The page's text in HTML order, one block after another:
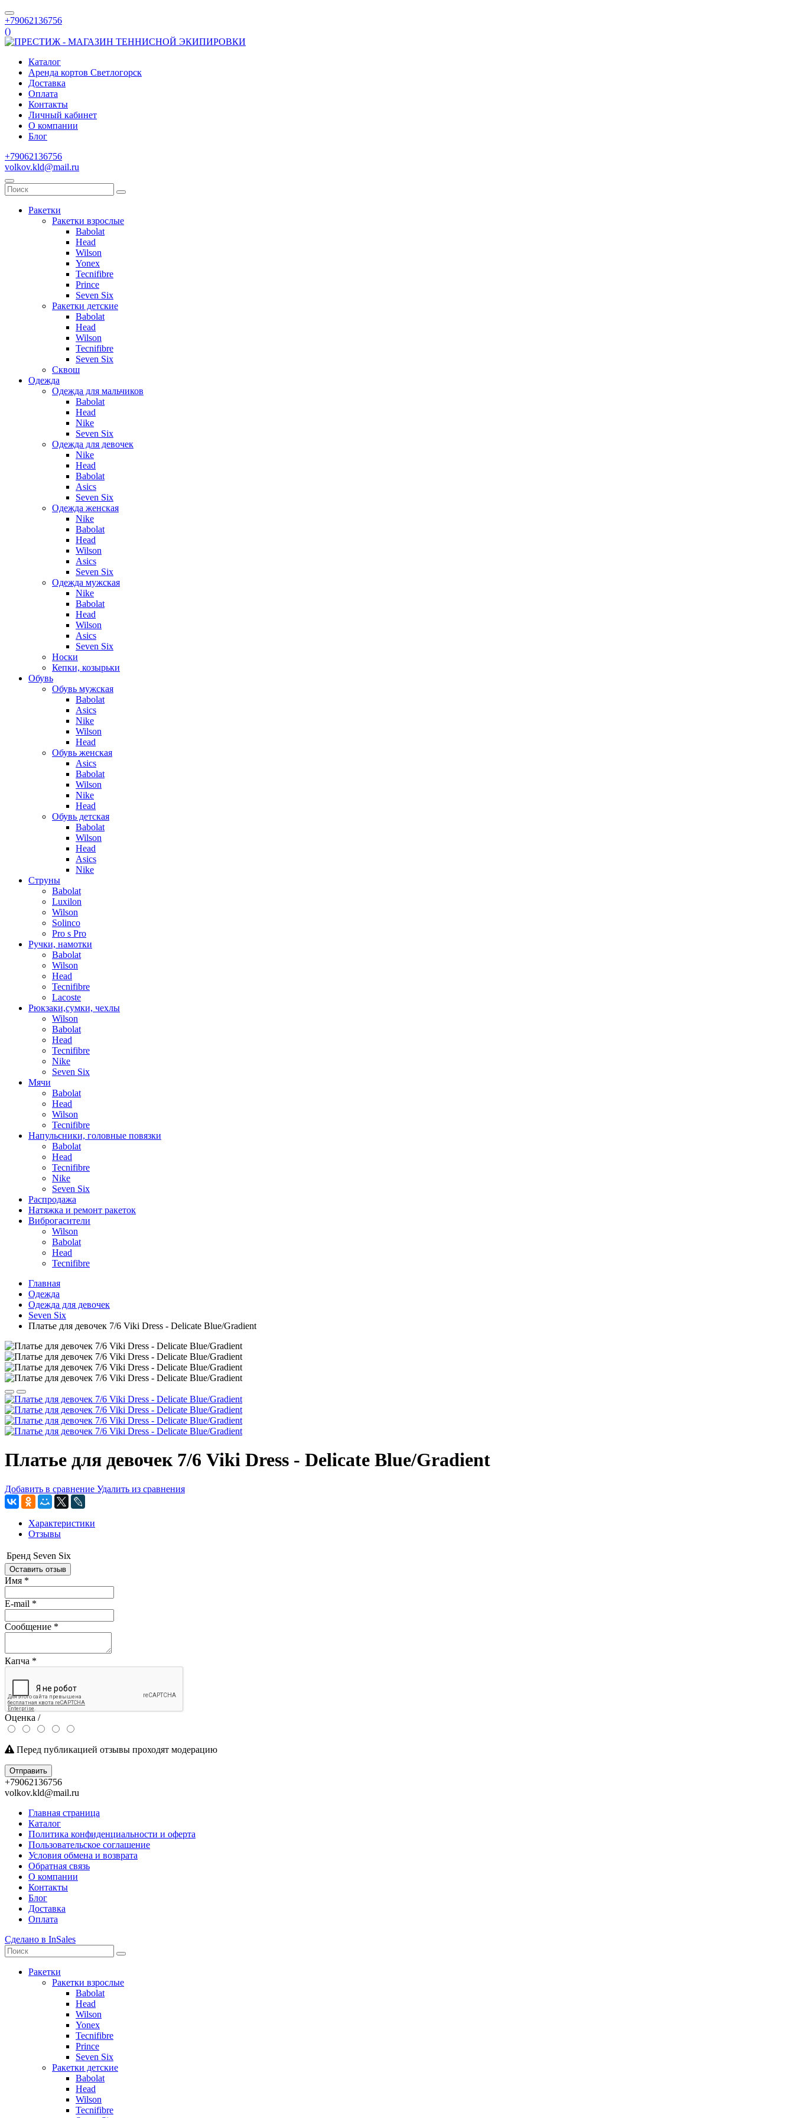
+79062136756
()
Каталог
Аренда кортов Светлогорск
Доставка
Оплата
Контакты
Личный кабинет
О компании
Блог
+79062136756
volkov.kld@mail.ru
Ракетки
Ракетки взрослые
Babolat
Head
Wilson
Yonex
Tecnifibre
Prince
Seven Six
Ракетки детские
Babolat
Head
Wilson
Tecnifibre
Seven Six
Сквош
Одежда
Одежда для мальчиков
Babolat
Head
Nike
Seven Six
Одежда для девочек
Nike
Head
Babolat
Asics
Seven Six
Одежда женская
Nike
Babolat
Head
Wilson
Asics
Seven Six
Одежда мужская
Nike
Babolat
Head
Wilson
Asics
Seven Six
Носки
Кепки, козырьки
Обувь
Обувь мужская
Babolat
Asics
Nike
Wilson
Head
Обувь женская
Asics
Babolat
Wilson
Nike
Head
Обувь детская
Babolat
Wilson
Head
Asics
Nike
Струны
Babolat
Luxilon
Wilson
Solinco
Pro s Pro
Ручки, намотки
Babolat
Wilson
Head
Tecnifibre
Lacoste
Рюкзаки,сумки, чехлы
Wilson
Babolat
Head
Tecnifibre
Nike
Seven Six
Мячи
Babolat
Head
Wilson
Tecnifibre
Напульсники, головные повязки
Babolat
Head
Tecnifibre
Nike
Seven Six
Распродажа
Натяжка и ремонт ракеток
Виброгасители
Wilson
Babolat
Head
Tecnifibre
Главная
Одежда
Одежда для девочек
Seven Six
Платье для девочек 7/6 Viki Dress - Delicate Blue/Gradient
Платье для девочек 7/6 Viki Dress - Delicate Blue/Gradient
Добавить в сравнение Удалить из сравнения
Характеристики
Отзывы
Бренд Seven Six
Оставить отзыв
Имя *
E-mail *
Сообщение *
Капча *
Оценка /
Перед публикацией отзывы проходят модерацию
Отправить
+79062136756
volkov.kld@mail.ru
Главная страница
Каталог
Политика конфиденциальности и оферта
Пользовательское соглашение
Условия обмена и возврата
Обратная связь
О компании
Контакты
Блог
Доставка
Оплата
Сделано в InSales
Ракетки
Ракетки взрослые
Babolat
Head
Wilson
Yonex
Tecnifibre
Prince
Seven Six
Ракетки детские
Babolat
Head
Wilson
Tecnifibre